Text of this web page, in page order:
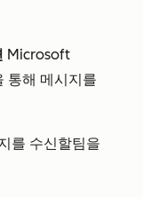
Microsoft
통해 메시지를
를 수신할팀을